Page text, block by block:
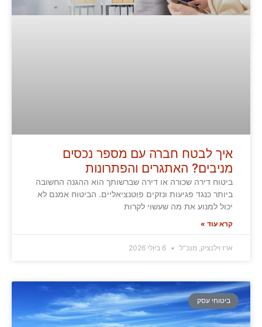
איך לבטח חברה עם מספר נכסים
מניבים? האתגרים והפתרונות
ביטוח דירה שכורה או דירה שברשותך הוא ההגנה החשובה
ביותר כנגד פגיעות ונזקים פוטנציאליים. הביטוח אמנם לא
יכול למנוע את מה שעשוי לקרות
קרא עוד »
ארז וילנציק, מנכ"ל
ביטוחי עסק